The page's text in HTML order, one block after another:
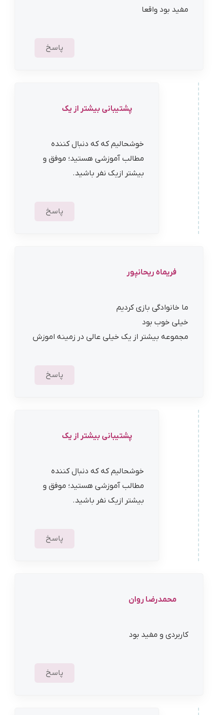
مفید بود واقعا
پاسخ
پشتیبانی بیشتر از یک
خوشحالیم که که دنبال کننده
مطالب آموزشی هستید؛ موفق و
بیشتر ازیک نفر باشید.
پاسخ
فریماه ریحانپور
ما خانوادگی بازی کردیم
خیلی خوب بود
مجموعه بیشتر از یک خیلی عالی در زمینه اموزش
پاسخ
پشتیبانی بیشتر از یک
خوشحالیم که که دنبال کننده
مطالب آموزشی هستید؛ موفق و
بیشتر ازیک نفر باشید.
پاسخ
محمدرضا روان
کاربردی و مفید بود
پاسخ